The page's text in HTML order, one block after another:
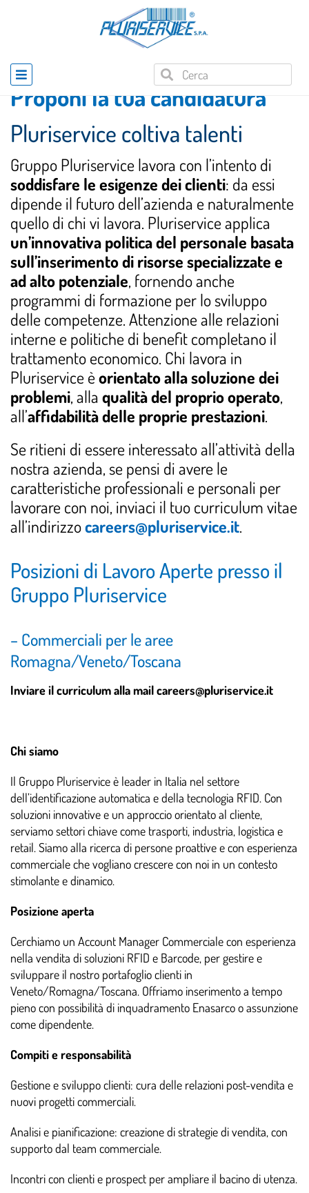
Home
Proponi la tua candidatura
Pluriservice coltiva talenti
Gruppo Pluriservice lavora con l’intento di
soddisfare le esigenze dei clienti: da essi
dipende il futuro dell’azienda e naturalmente
quello di chi vi lavora. Pluriservice applica
un’innovativa politica del personale basata
sull’inserimento di risorse specializzate e
ad alto potenziale, fornendo anche
programmi di formazione per lo sviluppo
delle competenze. Attenzione alle relazioni
interne e politiche di benefit completano il
trattamento economico. Chi lavora in
Pluriservice èorientato alla soluzione dei
problemi, allaqualità del proprio operato,
all’affidabilità delle proprie prestazioni.
Se ritieni di essere interessato all’attività della
nostra azienda, se pensi di avere le
caratteristiche professionali e personali per
lavorare con noi, inviaci il tuo curriculum vitae
all’indirizzocareers@pluriservice.it.
Posizioni di Lavoro Aperte presso il
Gruppo Pluriservice
– Commerciali per le aree
Romagna/Veneto/Toscana
Inviare il curriculum alla mail careers@pluriservice.it
Chi siamo
Il Gruppo Pluriservice è leader in Italia nel settore
dell’identificazione automatica e della tecnologia RFID. Con
soluzioni innovative e un approccio orientato al cliente,
serviamo settori chiave come trasporti, industria, logistica e
retail. Siamo alla ricerca di persone proattive e con esperienza
commerciale che vogliano crescere con noi in un contesto
stimolante e dinamico.
Posizione aperta
Cerchiamo un Account Manager Commerciale con esperienza
nella vendita di soluzioni RFID e Barcode, per gestire e
sviluppare il nostro portafoglio clienti in
Veneto/Romagna/Toscana. Offriamo inserimento a tempo
pieno con possibilità di inquadramento Enasarco o assunzione
come dipendente.
Compiti e responsabilità
Gestione e sviluppo clienti: cura delle relazioni post-vendita e
nuovi progetti commerciali.
Analisi e pianificazione: creazione di strategie di vendita, con
supporto dal team commerciale.
Incontri con clienti e prospect per ampliare il bacino di utenza.